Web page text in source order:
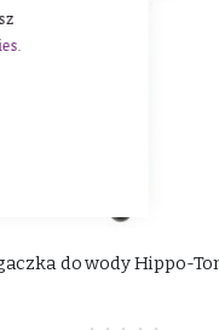
do wody Hippo-
.